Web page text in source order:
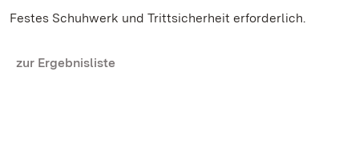
Festes Schuhwerk und Trittsicherheit erforderlich.
zur Ergebnisliste